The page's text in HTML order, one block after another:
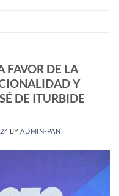
FAVOR DE LA
Y
DE ITURBIDE
BYADMIN-PAN